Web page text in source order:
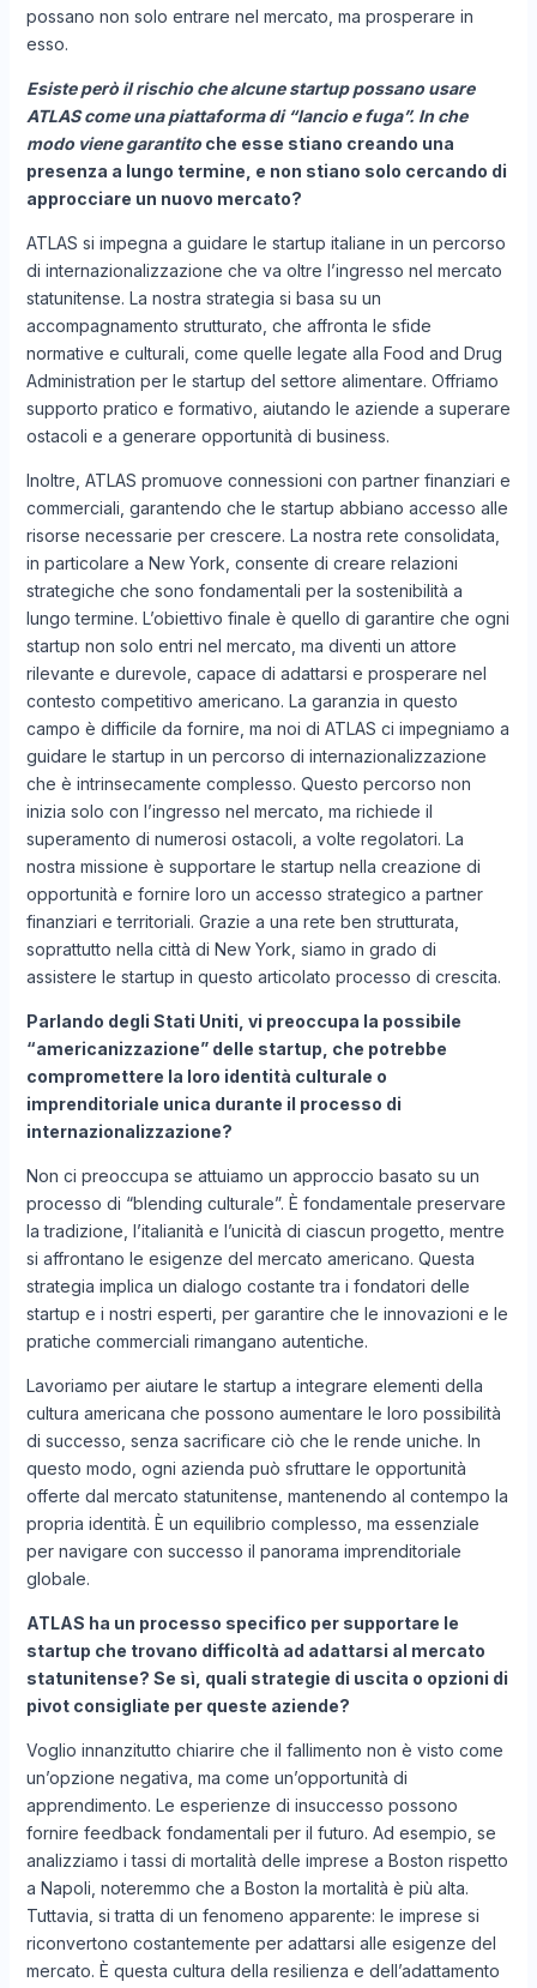
possano non solo entrare nel mercato, ma prosperare in
esso.
Esiste però il rischio che alcune startup possano usare
ATLAS come una piattaforma di “lancio e fuga”. In che
modo viene garantitoche esse stiano creando una
presenza a lungo termine, e non stiano solo cercando di
approcciare un nuovo mercato?
ATLAS si impegna a guidare le startup italiane in un percorso
di internazionalizzazione che va oltre l’ingresso nel mercato
statunitense. La nostra strategia si basa su un
accompagnamento strutturato, che affronta le sfide
normative e culturali, come quelle legate alla Food and Drug
Administration per le startup del settore alimentare. Offriamo
supporto pratico e formativo, aiutando le aziende a superare
ostacoli e a generare opportunità di business.
Inoltre, ATLAS promuove connessioni con partner finanziari e
commerciali, garantendo che le startup abbiano accesso alle
risorse necessarie per crescere. La nostra rete consolidata,
in particolare a New York, consente di creare relazioni
strategiche che sono fondamentali per la sostenibilità a
lungo termine. L’obiettivo finale è quello di garantire che ogni
startup non solo entri nel mercato, ma diventi un attore
rilevante e durevole, capace di adattarsi e prosperare nel
contesto competitivo americano. La garanzia in questo
campo è difficile da fornire, ma noi di ATLAS ci impegniamo a
guidare le startup in un percorso di internazionalizzazione
che è intrinsecamente complesso. Questo percorso non
inizia solo con l’ingresso nel mercato, ma richiede il
superamento di numerosi ostacoli, a volte regolatori. La
nostra missione è supportare le startup nella creazione di
opportunità e fornire loro un accesso strategico a partner
finanziari e territoriali. Grazie a una rete ben strutturata,
soprattutto nella città di New York, siamo in grado di
assistere le startup in questo articolato processo di crescita.
Parlando degli Stati Uniti, vi preoccupa la possibile
“americanizzazione” delle startup, che potrebbe
compromettere la loro identità culturale o
imprenditoriale unica durante il processo di
internazionalizzazione?
Non ci preoccupa se attuiamo un approccio basato su un
processo di “blending culturale”. È fondamentale preservare
la tradizione, l’italianità e l’unicità di ciascun progetto, mentre
si affrontano le esigenze del mercato americano. Questa
strategia implica un dialogo costante tra i fondatori delle
startup e i nostri esperti, per garantire che le innovazioni e le
pratiche commerciali rimangano autentiche.
Lavoriamo per aiutare le startup a integrare elementi della
cultura americana che possono aumentare le loro possibilità
di successo, senza sacrificare ciò che le rende uniche. In
questo modo, ogni azienda può sfruttare le opportunità
offerte dal mercato statunitense, mantenendo al contempo la
propria identità. È un equilibrio complesso, ma essenziale
per navigare con successo il panorama imprenditoriale
globale.
ATLAS ha un processo specifico per supportare le
startup che trovano difficoltà ad adattarsi al mercato
statunitense? Se sì, quali strategie di uscita o opzioni di
pivot consigliate per queste aziende?
Voglio innanzitutto chiarire che il fallimento non è visto come
un’opzione negativa, ma come un’opportunità di
apprendimento. Le esperienze di insuccesso possono
fornire feedback fondamentali per il futuro. Ad esempio, se
analizziamo i tassi di mortalità delle imprese a Boston rispetto
a Napoli, noteremmo che a Boston la mortalità è più alta.
Tuttavia, si tratta di un fenomeno apparente: le imprese si
riconvertono costantemente per adattarsi alle esigenze del
mercato. È questa cultura della resilienza e dell’adattamento